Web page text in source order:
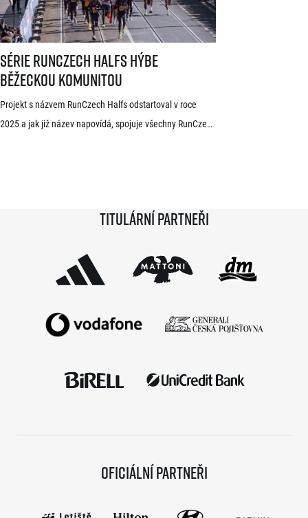
Série RunCzech Halfs hýbe
běžeckou komunitou
Projekt s názvem RunCzech Halfs odstartoval v roce
2025 a jak již název napovídá, spojuje všechny RunCzech
sezónu a od startu tak uběhlo teprve 18 měsíců,
Série RunCzech Halfs hýbe běžeckou komunitou
Titulární partneři
Oficiální partneři